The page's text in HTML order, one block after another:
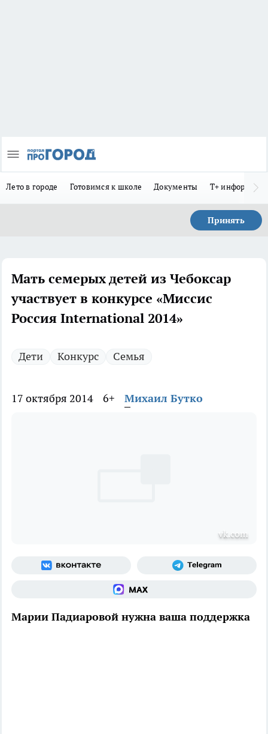
Лето в городе Готовимся к школе Документы Т+
Принять
Мать семерых детей из Чебоксар
участвует в конкурсе «Миссис
Россия International 2014»
Дети Конкурс Семья
17 октября 2014 6+ Михаил Бутко
vk.com
Марии Падиаровой нужна ваша поддержка